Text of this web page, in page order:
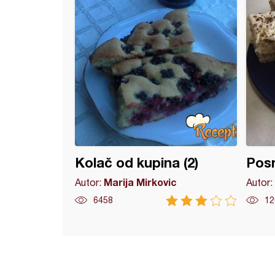
Kolač od kupina (2)
Autor: Marija Mirkovic
6458
Autor: